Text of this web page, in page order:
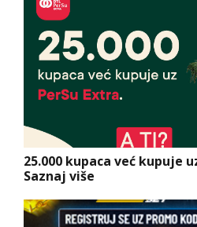
25.000 kupaca već kupuje
Saznaj više